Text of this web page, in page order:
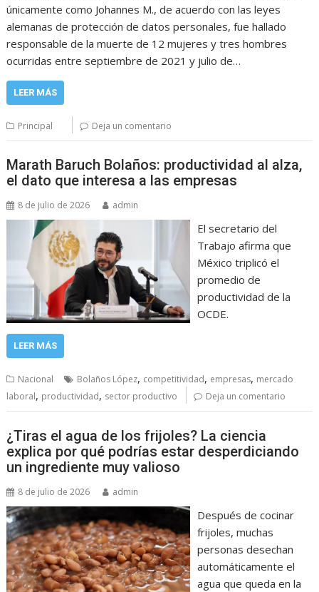
únicamente como Johannes M., de acuerdo con las leyes
alemanas de protección de datos personales, fue hallado
responsable de la muerte de 12 mujeres y tres hombres
ocurridas entre septiembre de 2021 y julio de…
LEER MÁS
Principal Deja un comentario
Marath Baruch Bolaños: productividad al alza,
el dato que interesa a las empresas
8 de julio de 2026 admin
El secretario del
Trabajo afirma que
México triplicó el
promedio de
productividad de la
OCDE.
LEER MÁS
Nacional Bolaños López, competitividad, empresas, mercado
laboral, productividad, sector productivo Deja un comentario
¿Tiras el agua de los frijoles? La ciencia
explica por qué podrías estar desperdiciando
un ingrediente muy valioso
8 de julio de 2026 admin
Después de cocinar
frijoles, muchas
personas desechan
automáticamente el
agua que queda en la